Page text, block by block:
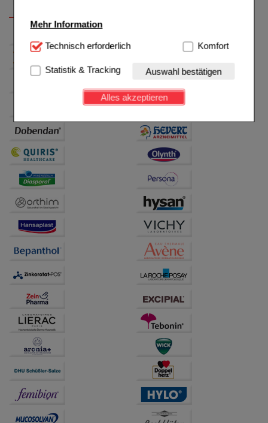
Mehr Information
Technisch Notwendig:Hierbei handelt es sich um
Website notwendig sind (z.B. Navigation, Warenkorb,
Kundenkonto), weshalb auf diese nicht verzichtet
werden kann.
Einkaufserlebnis noch ansprechender zu gestalten,
beispielsweise für die Wiedererkennung des
Besuchers oder unsere Seite an bevorzugte
Verhaltensweisen (z.B. Spracheinstellung)
anzupassen. Komfort-Cookies ermöglichen es uns
auch auf Ihre Bedürfnisse zugeschrittene Inhalte
anzuzeigen und unser Partnerprogramm zu
betreiben.
Statistik & Tracking:
Hierüber lassen sich
Informationen über die Art und Weise der Nutzung
Website weiter für Sie optimieren können, den Inhalt
auf unserer Website aber auch die Werbung auf
Drittseiten möglichst relevant für Sie zu gestalten.
Bitte beachten Sie, dass Daten hierfür teilweise an
Dritte wie z.B. Google oder soziale Medien
übertragen werden.
Technisch erforderlich Komfort
Statistik & Tracking Auswahl bestätigen
Alles akzeptieren